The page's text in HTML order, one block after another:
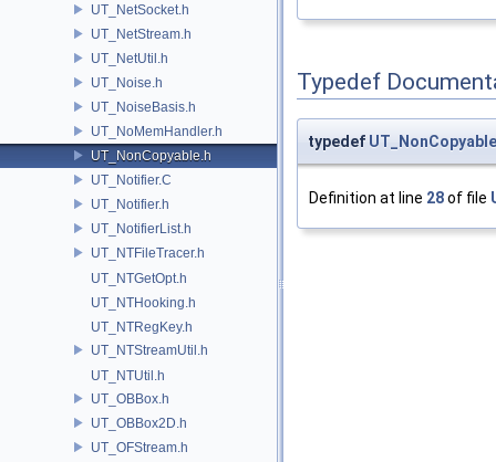
UT_NetSocket.h
UT_NetStream.h
UT_NetUtil.h
UT_Noise.h
UT_NoiseBasis.h
UT_NoMemHandler.h
UT_NonCopyable.h
UT_Notifier.C
UT_Notifier.h
UT_NotifierList.h
UT_NTFileTracer.h
UT_NTGetOpt.h
UT_NTHooking.h
UT_NTRegKey.h
UT_NTStreamUtil.h
UT_NTUtil.h
UT_OBBox.h
UT_OBBox2D.h
UT_OFStream.h
Typedef
typedef
Definition at line 28of file